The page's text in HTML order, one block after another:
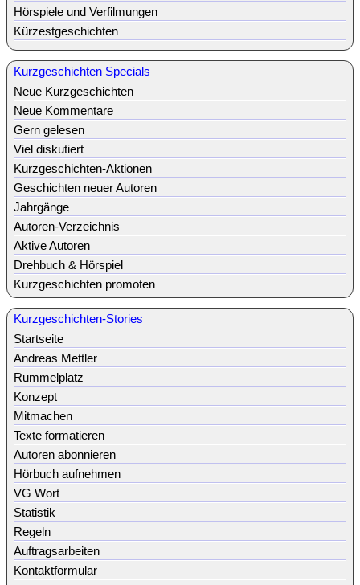
Hörspiele und Verfilmungen
Kürzestgeschichten
Kurzgeschichten Specials
Neue Kurzgeschichten
Neue Kommentare
Gern gelesen
Viel diskutiert
Kurzgeschichten-Aktionen
Geschichten neuer Autoren
Jahrgänge
Autoren-Verzeichnis
Aktive Autoren
Drehbuch & Hörspiel
Kurzgeschichten promoten
Kurzgeschichten-Stories
Startseite
Andreas Mettler
Rummelplatz
Konzept
Mitmachen
Texte formatieren
Autoren abonnieren
Hörbuch aufnehmen
VG Wort
Statistik
Regeln
Auftragsarbeiten
Kontaktformular